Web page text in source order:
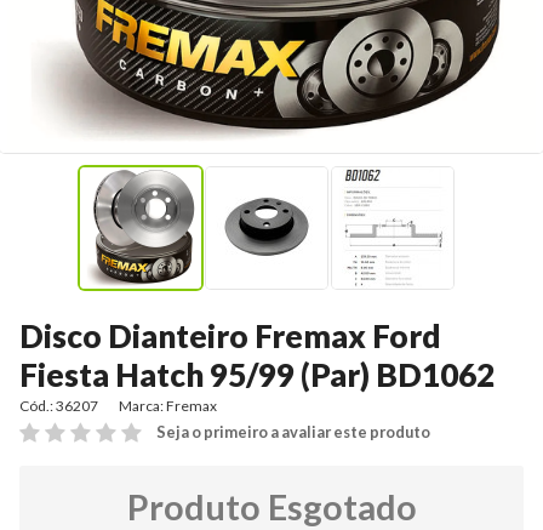
Disco Dianteiro Fremax Ford
Fiesta Hatch 95/99 (Par) BD1062
Cód.: 36207 Marca:Fremax
Seja o primeiro a avaliar este produto
Produto Esgotado